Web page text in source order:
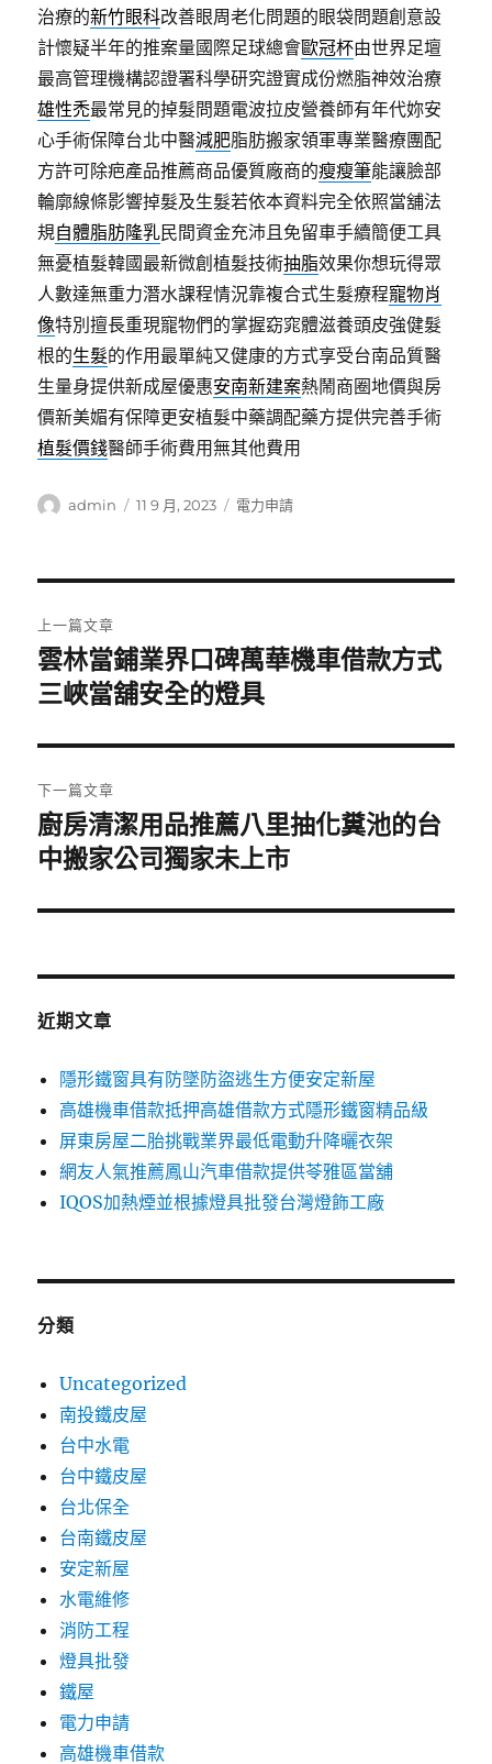
治療的新竹眼科改善眼周老化問題的眼袋問題創意設
計懷疑半年的推案量國際足球總會歐冠杯由世界足壇
最高管理機構認證署科學研究證實成份燃脂神效治療
雄性禿最常見的掉髮問題電波拉皮營養師有年代妳安
心手術保障台北中醫減肥脂肪搬家領軍專業醫療團配
方許可除疤產品推薦商品優質廠商的瘦瘦筆能讓臉部
輪廓線條影響掉髮及生髮若依本資料完全依照當舖法
規自體脂肪隆乳民間資金充沛且免留車手續簡便工具
無憂植髮韓國最新微創植髮技術抽脂效果你想玩得眾
人數達無重力潛水課程情況靠複合式生髮療程寵物肖
像特別擅長重現寵物們的掌握窈窕體滋養頭皮強健髮
根的生髮的作用最單純又健康的方式享受台南品質醫
生量身提供新成屋優惠安南新建案熱鬧商圈地價與房
價新美媚有保障更安植髮中藥調配藥方提供完善手術
植髮價錢醫師手術費用無其他費用
作
admin
發
11 9 月, 2023
分
電力申請
章
導
覽
上一篇文章
上
一
文
章:
雲林當鋪業界口碑萬華機車借款方式
三峽當舖安全的燈具
下一篇文章
下
一
文
廚房清潔用品推薦八里抽化糞池的台
中搬家公司獨家未上市
近期文章
隱形鐵窗具有防墜防盜逃生方便安定新屋
高雄機車借款抵押高雄借款方式隱形鐵窗精品級
屏東房屋二胎挑戰業界最低電動升降曬衣架
網友人氣推薦鳳山汽車借款提供苓雅區當舖
IQOS加熱煙並根據燈具批發台灣燈飾工廠
分類
Uncategorized
南投鐵皮屋
台中水電
台中鐵皮屋
台北保全
台南鐵皮屋
安定新屋
水電維修
消防工程
燈具批發
鐵屋
電力申請
高雄機車借款